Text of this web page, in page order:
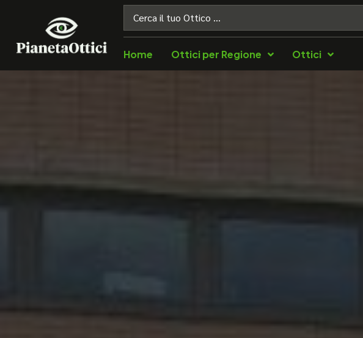
Home Ottici per Regione Ottici